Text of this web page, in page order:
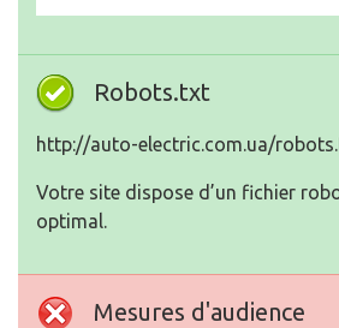
Robots.txt
http://auto-electric.com.ua/
Votre site dispose d’un fichier
optimal.
Mesures d'audience